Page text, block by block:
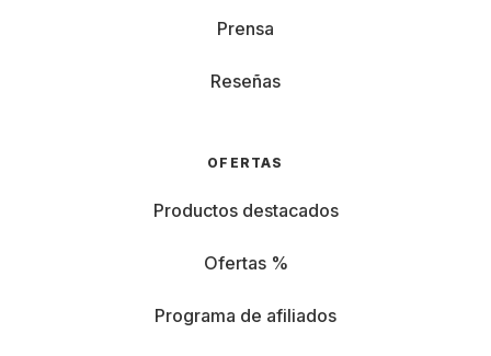
Prensa
Reseñas
OFERTAS
Productos destacados
Ofertas %
Programa de afiliados